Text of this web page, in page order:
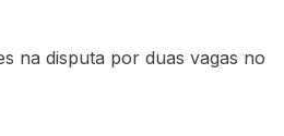
na disputa por duas vagas no